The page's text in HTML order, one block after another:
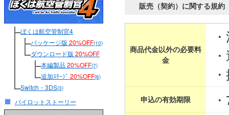
ぼくは航空管制官4
パッケージ版 20%OFF(10)
ダウンロード版 20%OFF
本編製品20%OFF(7)
追加ｽﾃｰｼﾞ 20%OFF(6)
Switch・3DS(3)
パイロットストーリー
販売（契約）に関する規約
商品代金以外の必要料
金
申込の有効期限